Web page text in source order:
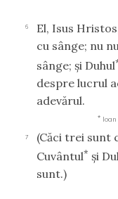
6 El, Isus
cu sânge; nu
sânge; şi Duhul
despre lucrul
adevărul.
*
7
(Căci trei sunt
Cuvântul* şi
sunt.)